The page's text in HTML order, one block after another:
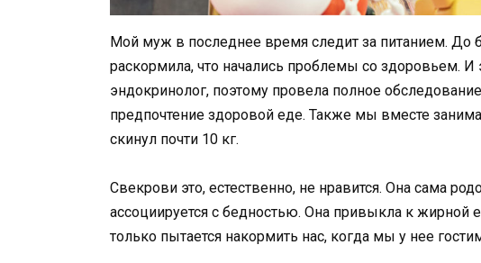
Мой муж в последнее время следит за питанием. До
раскормила, что начались проблемы со здоровьем. И
эндокринолог, поэтому провела полное
предпочтение здоровой еде. Также мы вместе
скинул почти 10 кг.
Свекрови это, естественно, не нравится. Она сама
ассоциируется с бедностью. Она привыкла к
только пытается накормить нас, когда мы у нее